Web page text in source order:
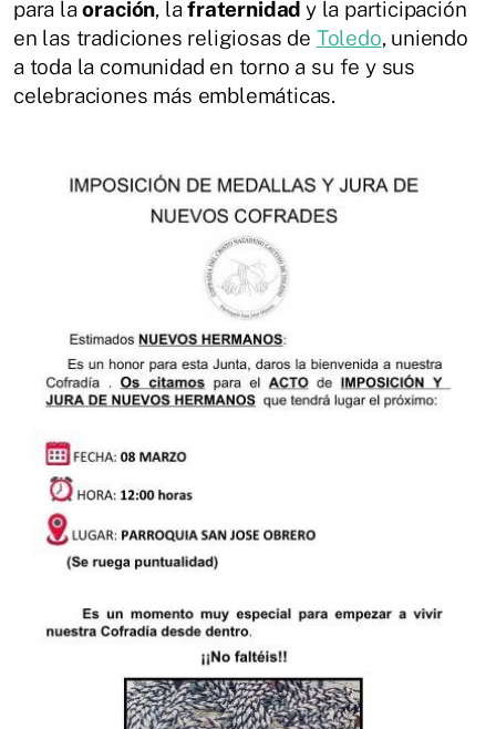
para laoración, lafraternidad y la participación
en las tradiciones religiosas de Toledo, uniendo
a toda la comunidad en torno a su fe y sus
celebraciones más emblemáticas.